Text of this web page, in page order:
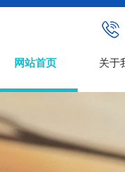
网站首页 关于